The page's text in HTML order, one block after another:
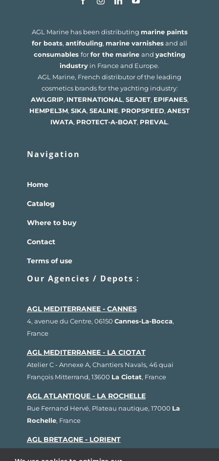
AGL Marine has been distributing marine paints
for boats, antifouling, marine varnishesand all
consumables forfor the marine and yachting
industry in France and Europe.
AGL Marine, French distributor of the leading
cosmetics brands for the yachting industry:
AWLGRIP, INTERNATIONAL, SEAJET, EPIFANES,
HEMPEL3M, SIKA, SEALINE, PROPSPEED, ANEST
IWATA, PROTECT-A-BOAT, PREVAL.
Navigation
Home
Catalog
Where to buy
Contact
Terms of use
Our Agencies / Depots :
AGL MEDITERRANEE - CANNES
4, avenue du Centre, 06150 Cannes-La-Bocca,
France
AGL MEDITERRANEE - LA CIOTAT
Atelier C - Annexe A, Chantiers Navals, 46 quai
François Mitterrand, 13600 La Ciotat, France
AGL ATLANTIQUE - LA ROCHELLE
Rue Fernand Hervé, Plateau nautique, 17000 La
Rochelle, France
AGL BRETAGNE - LORIENT